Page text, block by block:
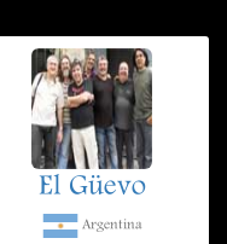
El Güevo
Argentina